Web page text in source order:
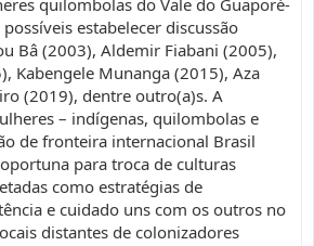
quilombolas do Vale do Guaporé-
estabelecer discussão
Bâ (2003), Aldemir Fiabani (2005),
Kabengele Munanga (2015), Aza
(2019), dentre outro(a)s. A
– indígenas, quilombolas e
de fronteira internacional Brasil
para troca de culturas
como estratégias de
e cuidado uns com os outros no
distantes de colonizadores